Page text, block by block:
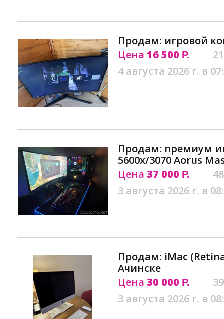
Продам: игровой
Цена 16 500 Р.
4 августа 2026 г. в
Продам: премиум
5600x/3070 Aorus
Цена 37 000 Р.
3 августа 2026 г. в
Продам: iMac
Ачинске
Цена 30 000 Р.
3 августа 2026 г. в